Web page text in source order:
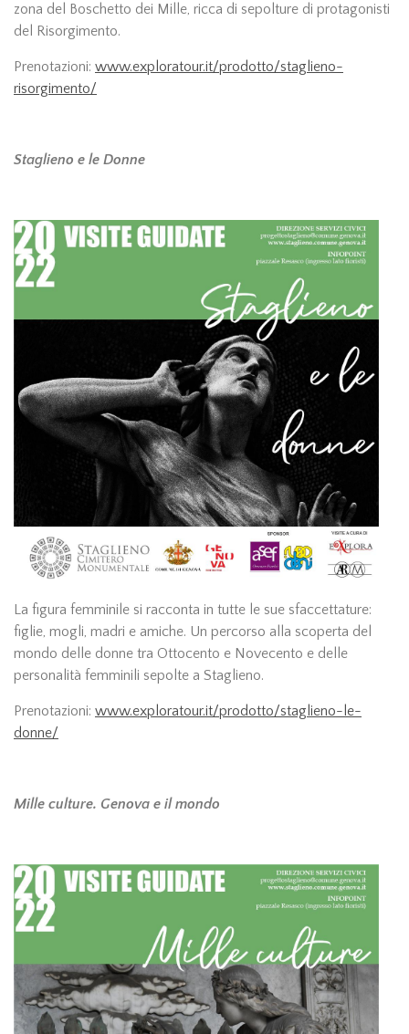
zona del Boschetto dei Mille, ricca di sepolture di protagonisti
del Risorgimento.
Prenotazioni: www.exploratour.it/prodotto/staglieno-
risorgimento/
Staglieno e le Donne
La figura femminile si racconta in tutte le sue sfaccettature:
figlie, mogli, madri e amiche. Un percorso alla scoperta del
mondo delle donne tra Ottocento e Novecento e delle
personalità femminili sepolte a Staglieno.
Prenotazioni: www.exploratour.it/prodotto/staglieno-le-
donne/
Mille culture. Genova e il mondo